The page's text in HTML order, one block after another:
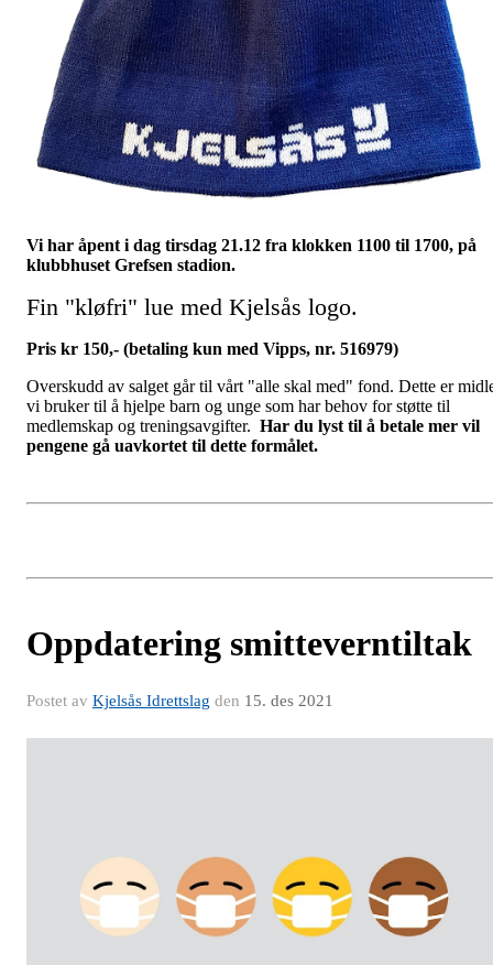
Vi har åpent i dag tirsdag 21.12 fra klokken 1100 til 1700, på
klubbhuset Grefsen stadion.
Fin "kløfri" lue med Kjelsås logo.
Pris kr 150,- (betaling kun med Vipps, nr. 516979)
Overskudd av salget går til vårt "alle skal med" fond. Dette er
vi bruker til å hjelpe barn og unge som har behov for støtte til
medlemskap og treningsavgifter. Har du lyst til å betale mer vil
pengene gå uavkortet til dette formålet.
Oppdatering smitteverntiltak
Postet av Kjelsås Idrettslag den 15. des 2021